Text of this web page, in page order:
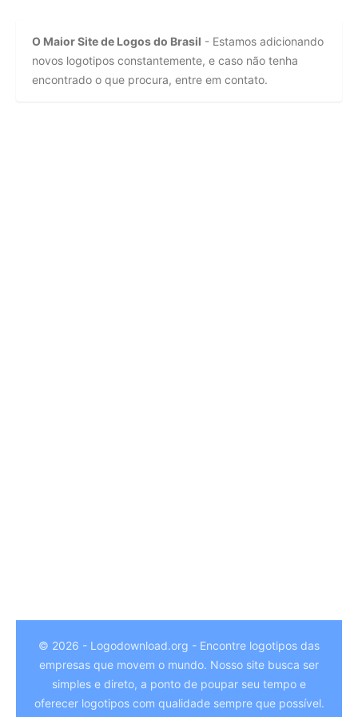
O Maior Site de Logos do Brasil - Estamos adicionando
novos logotipos constantemente, e caso não tenha
encontrado o que procura, entre em contato.
© 2026 - Logodownload.org - Encontre logotipos das
empresas que movem o mundo. Nosso site busca ser
simples e direto, a ponto de poupar seu tempo e
oferecer logotipos com qualidade sempre que possível.
Hindi
German